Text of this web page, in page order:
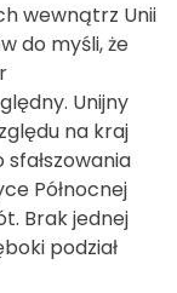
wewnątrz Unii
do myśli, że
Unijny
na kraj
Północnej
Brak jednej
podział